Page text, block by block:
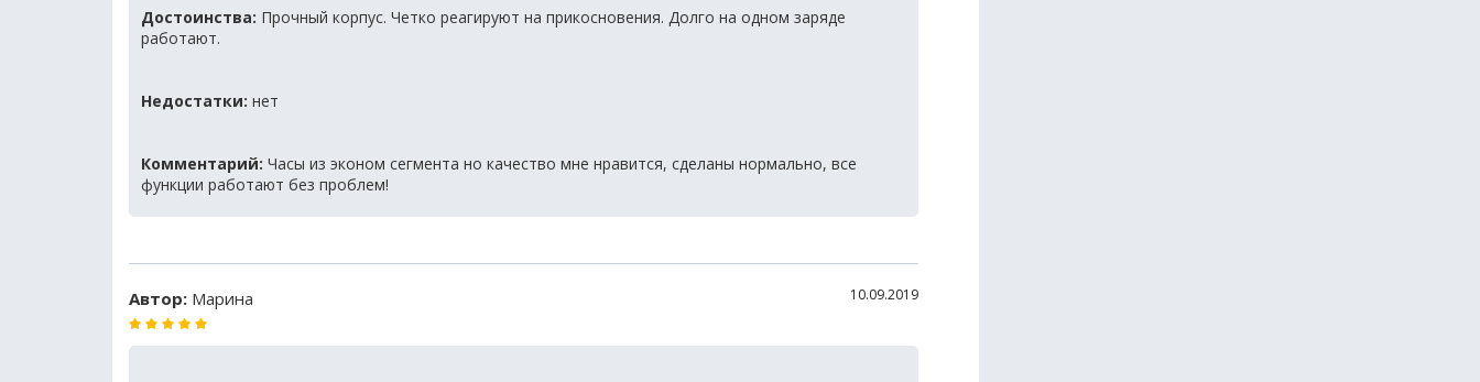
Достоинства: Прочный корпус. Четко реагируют на прикосновения. Долго на одном заряде
работают.
Недостатки: нет
Комментарий: Часы из эконом сегмента но качество мне нравится, сделаны нормально, все
функции работают без проблем!
Автор: Марина 10.09.2019